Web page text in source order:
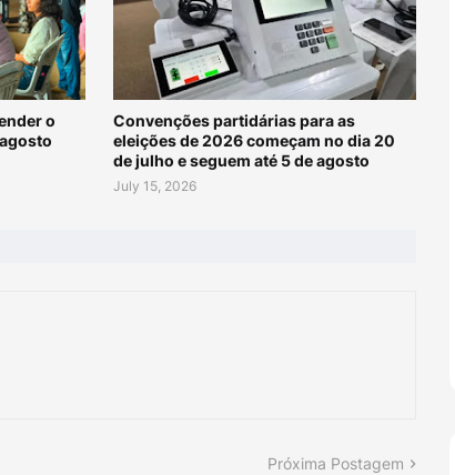
o
Convenções partidárias para as
eleições de 2026 começam no dia 20
de julho e seguem até 5 de agosto
July 15, 2026
Próxima Postagem